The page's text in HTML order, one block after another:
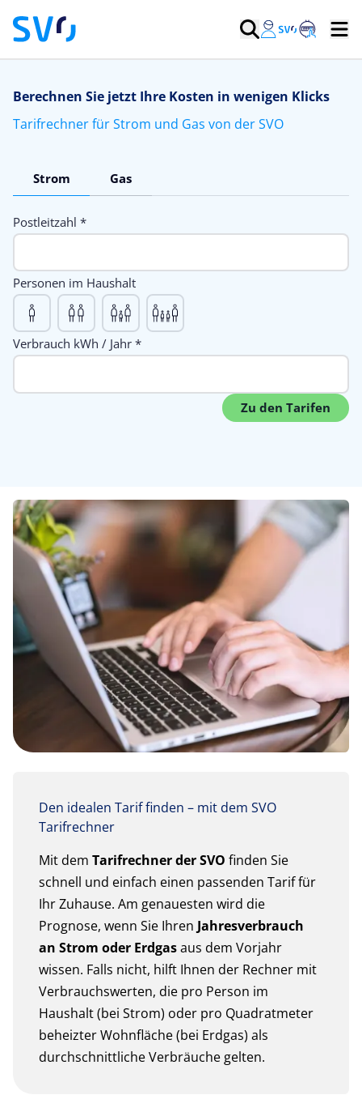
Berechnen Sie jetzt Ihre Kosten in wenigen Klicks
Tarifrechner für Strom und Gas von der SVO
Den idealen Tarif finden – mit dem SVO
Tarifrechner
Mit demTarifrechner der SVOfinden Sie
schnell und einfach einen passenden Tarif für
Ihr Zuhause. Am genauesten wird die
Prognose, wenn Sie Ihren Jahresverbrauch
an Strom oder Erdgasaus dem Vorjahr
wissen. Falls nicht, hilft Ihnen der Rechner mit
Verbrauchswerten, die pro Person im
Haushalt (bei Strom) oder pro Quadratmeter
beheizter Wohnfläche (bei Erdgas) als
durchschnittliche Verbräuche gelten.